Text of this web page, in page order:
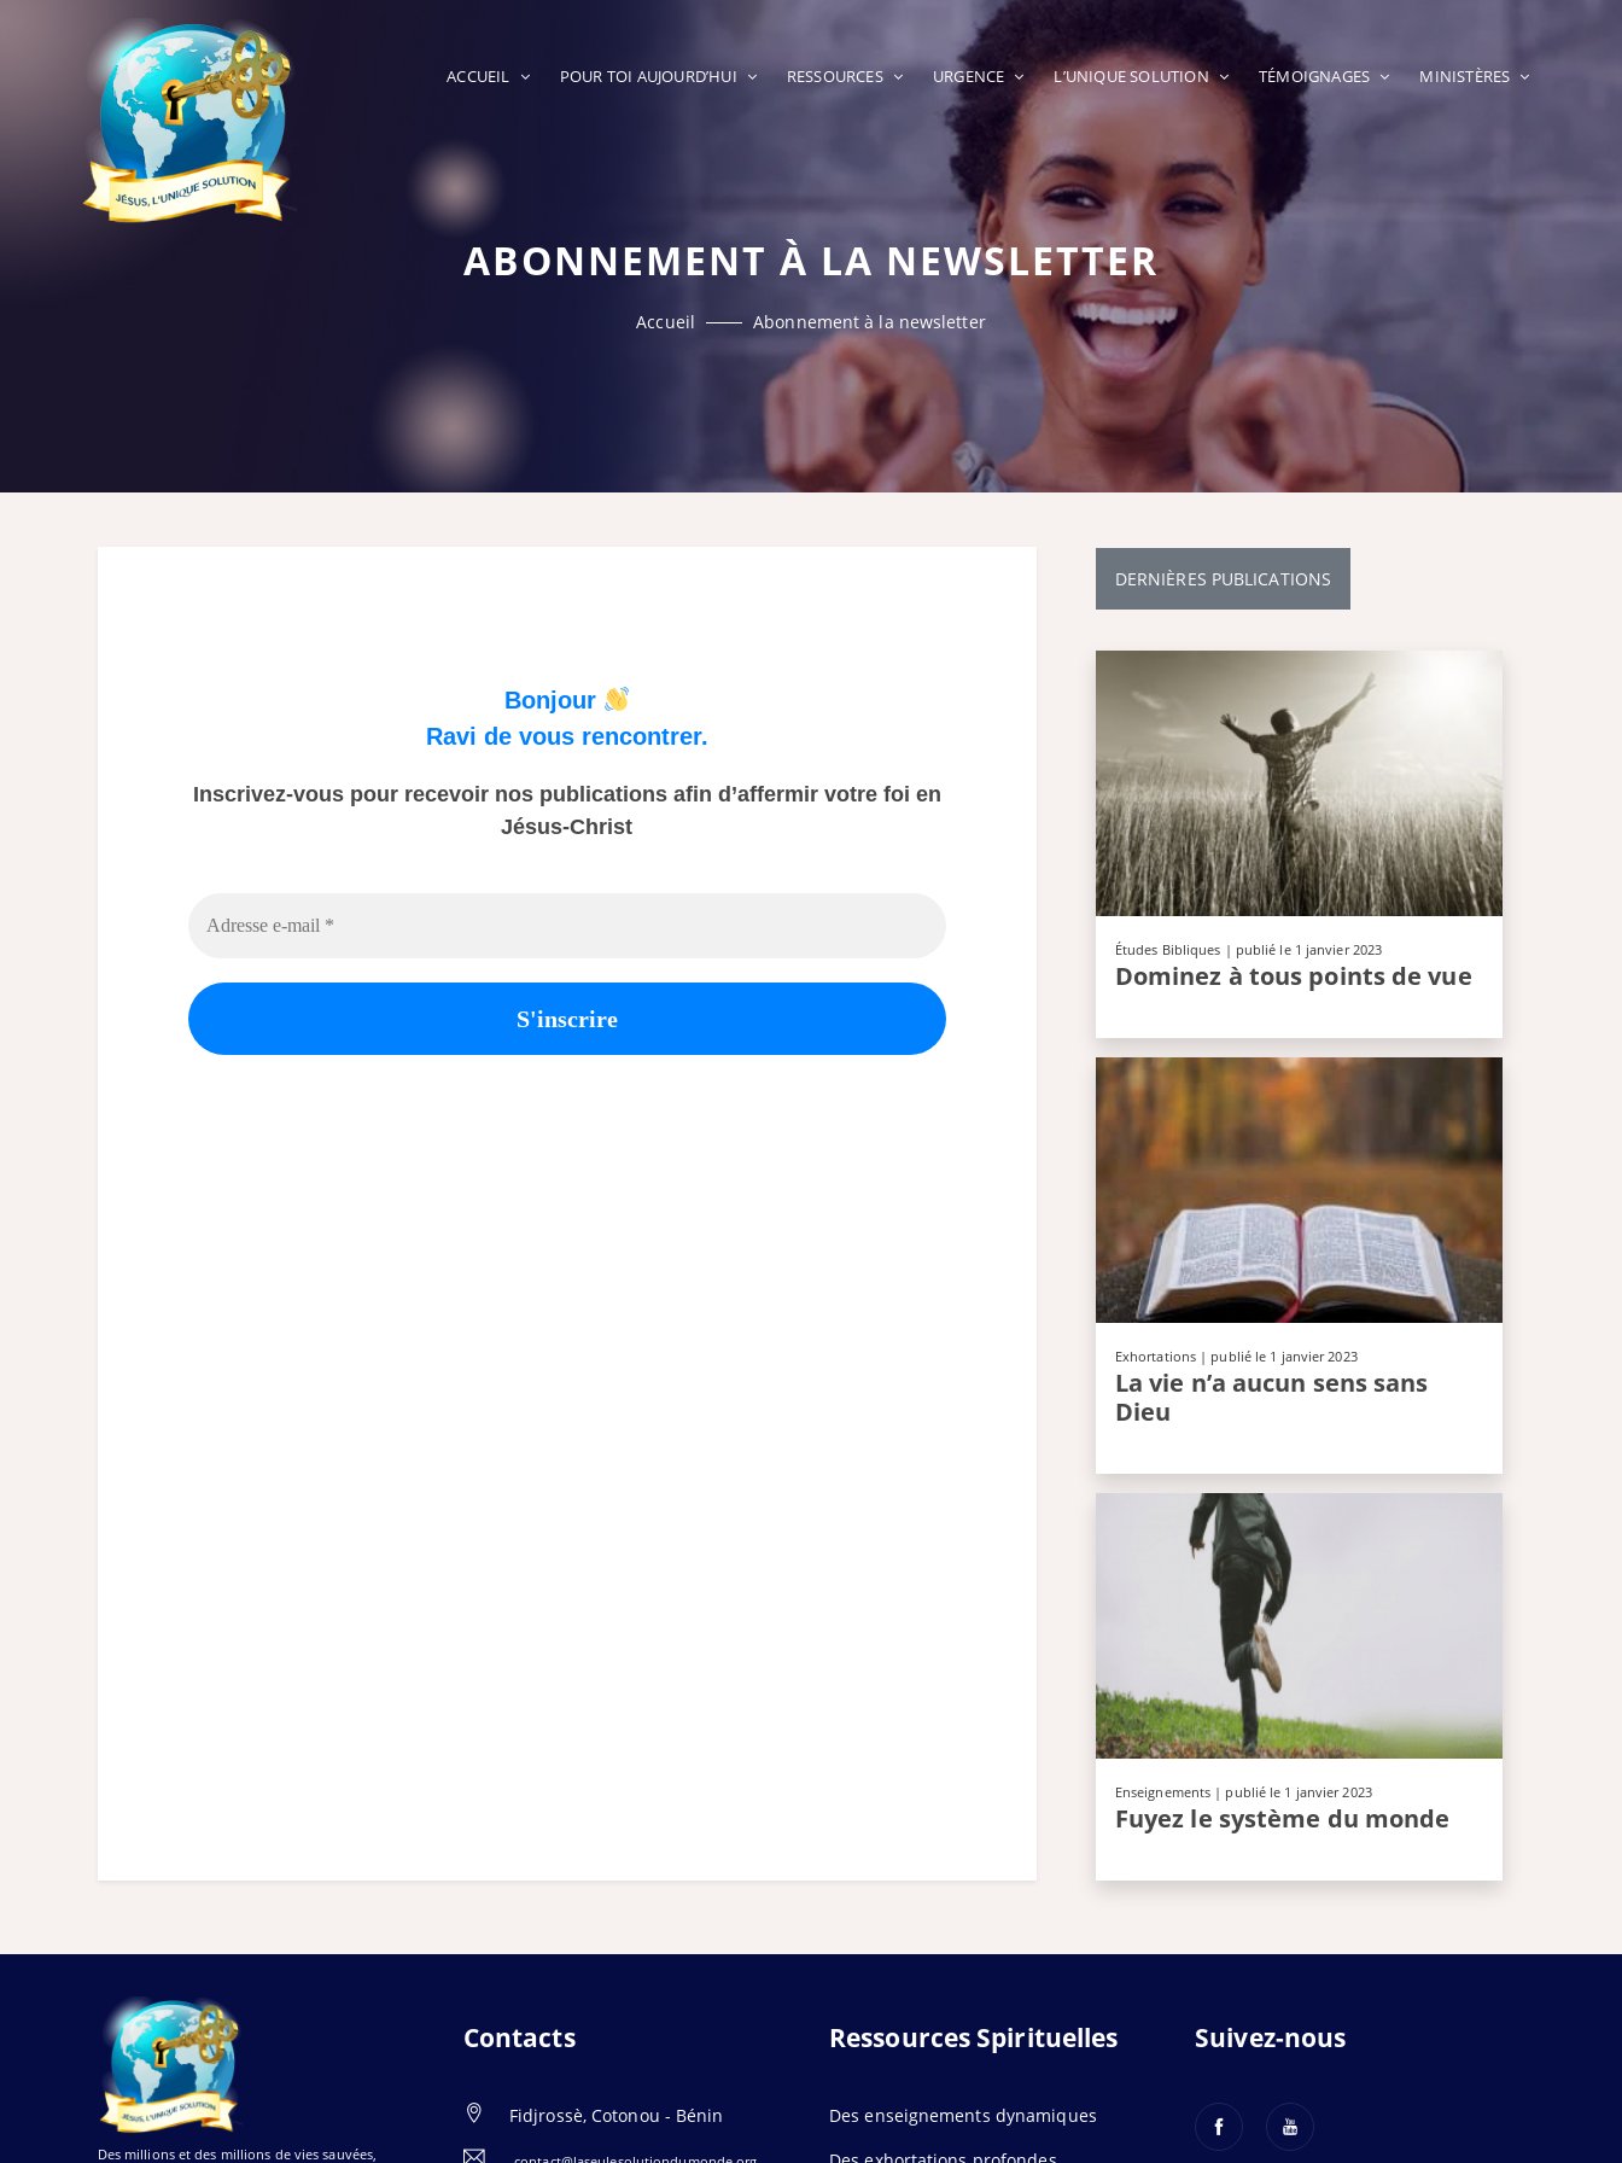
ACCUEIL POUR TOI AUJOURD’HUI RESSOURCES URGENCE L’UNIQUE SOLUTION TÉMOIGNAGES MINISTÈRES
ABONNEMENT À LA NEWSLETTER
Accueil Abonnement à la newsletter
Bonjour
Ravi de vous rencontrer.
Inscrivez-vous pour recevoir nos publications afin d’affermir votre foi en
Jésus-Christ
DERNIÈRES PUBLICATIONS
Études Bibliques | publié le 1 janvier 2023
Dominez à tous points de vue
Exhortations | publié le 1 janvier 2023
La vie n’a aucun sens sans
Dieu
Enseignements | publié le 1 janvier 2023
Fuyez le système du monde
Des millions et des millions de vies sauvées,
Contacts
Fidjrossè, Cotonou - Bénin
Ressources Spirituelles
Des enseignements dynamiques
Suivez-nous